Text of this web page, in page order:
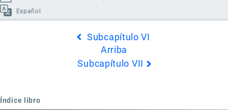
Español
29.14
Subcapítulo VI
Arriba
Subcapítulo VII
Índice libro